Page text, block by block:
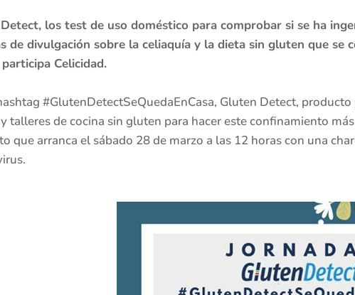
los test de uso doméstico para comprobar si se ha
de divulgación sobre la celiaquía y la dieta sin gluten que se
Celicidad.
#GlutenDetectSeQuedaEnCasa, Gluten Detect,
talleres de cocina sin gluten para hacer este confinamiento
que arranca el sábado 28 de marzo a las 12 horas con una